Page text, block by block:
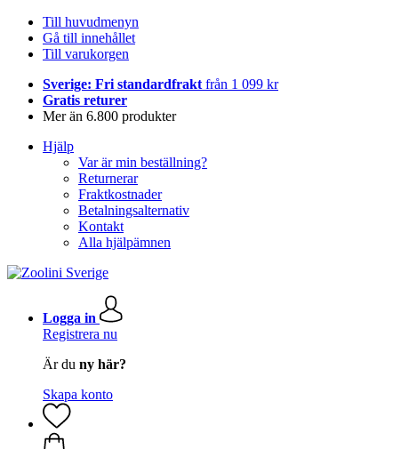
Till huvudmenyn
Gå till innehållet
Till varukorgen
Sverige: Fri standardfrakt från 1 099 kr
Gratis returer
Mer än 6.800 produkter
Hjälp
Var är min beställning?
Returnerar
Fraktkostnader
Betalningsalternativ
Kontakt
Alla hjälpämnen
Logga in
Registrera nu
Är du ny här?
Skapa konto